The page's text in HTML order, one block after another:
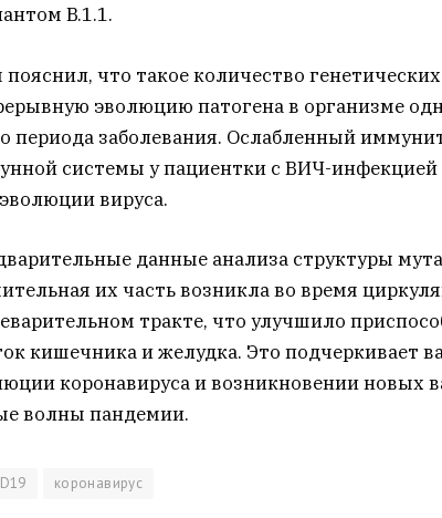
B.1.1.
пояснил, что такое количество
эволюцию патогена в организме
периода заболевания. Ослабленный
системы у пациентки с ВИЧ-инфекцией
вируса.
данные анализа структуры
их часть возникла во время
тракте, что улучшило
кишечника и желудка. Это подчеркивает
коронавируса и возникновении новых
волны пандемии.
коронавирус